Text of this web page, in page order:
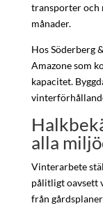
transporter och
månader.
Hos Söderberg
Amazone som
kapacitet.
alla
Vinterarbete
pålitligt oavsett
från